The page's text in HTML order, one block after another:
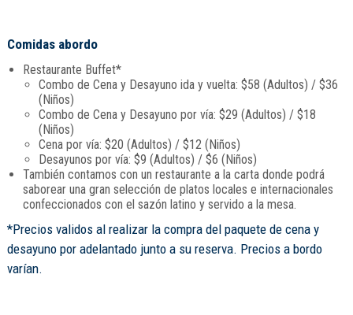
Comidas abordo
Restaurante Buffet*
Combo de Cena y Desayuno ida y vuelta: $58 (Adultos) / $36
(Niños)
Combo de Cena y Desayuno por vía: $29 (Adultos) / $18
(Niños)
Cena por vía: $20 (Adultos) / $12 (Niños)
Desayunos por vía: $9 (Adultos) / $6 (Niños)
También contamos con un restaurante a la carta donde podrá
saborear una gran selección de platos locales e internacionales
confeccionados con el sazón latino y servido a la mesa.
*Precios validos al realizar la compra del paquete de cena y
desayuno por adelantado junto a su reserva. Precios a bordo
varían.